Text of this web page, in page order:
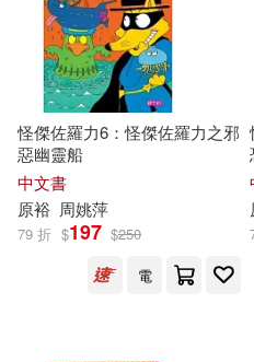
怪傑佐羅力6：怪傑佐羅力之邪
惡幽靈船
中文書
原裕 周姚萍
79 折 $197 $250
電